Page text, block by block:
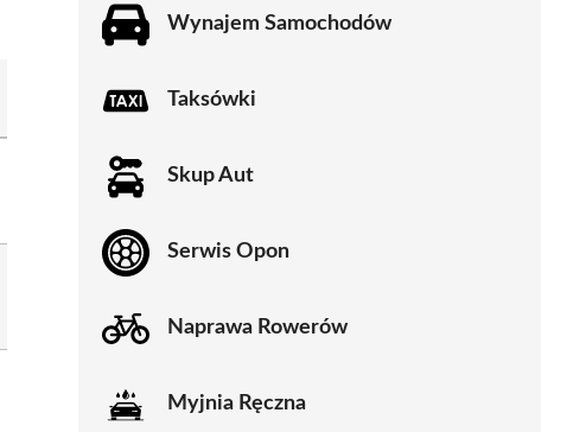
Wynajem Samochodów
Taksówki
Skup Aut
Serwis Opon
Naprawa Rowerów
Myjnia Ręczna